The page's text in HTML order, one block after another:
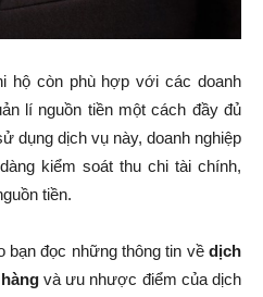
hộ còn phù hợp với các doanh
lí nguồn tiền một cách đầy đủ
dụng dịch vụ này, doanh nghiệp
kiểm soát thu chi tài chính,
tiền.
bạn đọc những thông tin về dịch
và ưu nhược điểm của dịch